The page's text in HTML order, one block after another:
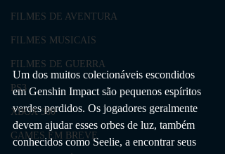
FILMES DE AVENTURA
FILMES MUSICAIS
FILMES DE GUERRA
PS3
XBOX 360
GAMES EM BREVE
Um dos muitos colecionáveis ​​escondidos
em Genshin Impact são pequenos espíritos
verdes perdidos. Os jogadores geralmente
devem ajudar esses orbes de luz, também
conhecidos como Seelie, a encontrar seus